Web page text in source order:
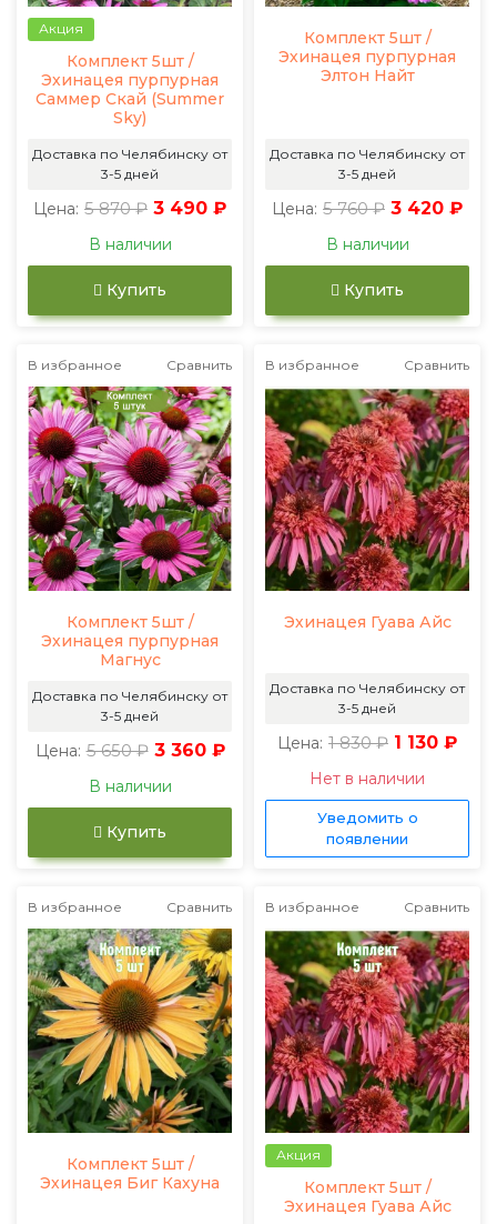
Акция
Комплект 5шт /
Эхинацея пурпурная
Саммер Скай (Summer
Sky)
Доставка по Челябинску от
3-5 дней
Цена: 5 870 ₽ 3 490 ₽
В наличии
Купить
Комплект 5шт /
Эхинацея пурпурная
Элтон Найт
Доставка по Челябинску от
3-5 дней
Цена: 5 760 ₽ 3 420 ₽
В наличии
Купить
В избранное Сравнить
Комплект 5шт /
Эхинацея пурпурная
Магнус
Доставка по Челябинску от
3-5 дней
Цена: 5 650 ₽ 3 360 ₽
В наличии
Купить
В избранное Сравнить
Эхинацея Гуава Айс
Доставка по Челябинску от
3-5 дней
Цена: 1 830 ₽ 1 130 ₽
Нет в наличии
Уведомить о
появлении
В избранное Сравнить
Комплект 5шт /
Эхинацея Биг Кахуна
В избранное Сравнить
Акция
Комплект 5шт /
Эхинацея Гуава Айс